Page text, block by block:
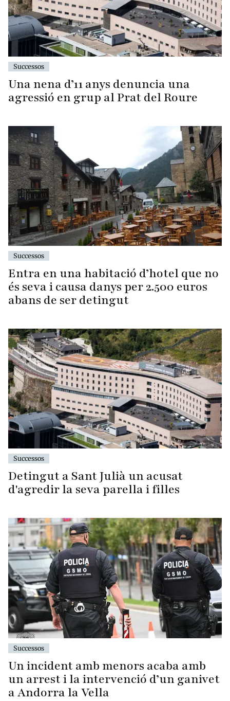
Successos
Una nena d’11 anys denuncia una
agressió en grup al Prat del Roure
Successos
Entra en una habitació d’hotel que no
és seva i causa danys per 2.500 euros
abans de ser detingut
Successos
Detingut a Sant Julià un acusat
d'agredir la seva parella i filles
Successos
Un incident amb menors acaba amb
un arrest i la intervenció d’un ganivet
a Andorra la Vella